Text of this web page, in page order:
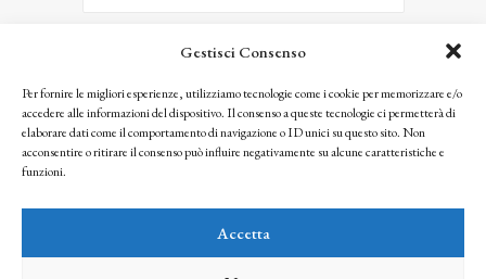
Gestisci Consenso
Per fornire le migliori esperienze, utilizziamo tecnologie come i cookie per memorizzare e/o
accedere alle informazioni del dispositivo. Il consenso a queste tecnologie ci permetterà di
elaborare dati come il comportamento di navigazione o ID unici su questo sito. Non
acconsentire o ritirare il consenso può influire negativamente su alcune caratteristiche e
funzioni.
Accetta
ISCRIVITI
Facendo clic per iscriverti, riconosci che le tue informazioni saranno trattate
seguendo la nostra Privacy Policy
© 2025 Istituto Matteucci. All right reserved
l’autorizzazione scritta dei proprietari dei diritti e dell’Istituto Matteucci